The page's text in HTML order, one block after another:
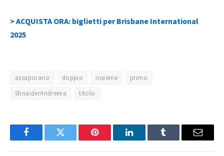
> ACQUISTA ORA: biglietti per Brisbane International
2025
assaporano doppio insieme
primo
ShnaiderAndreeva
titolo
FacebookTwitter Pinterest LinkedInTumblr Email